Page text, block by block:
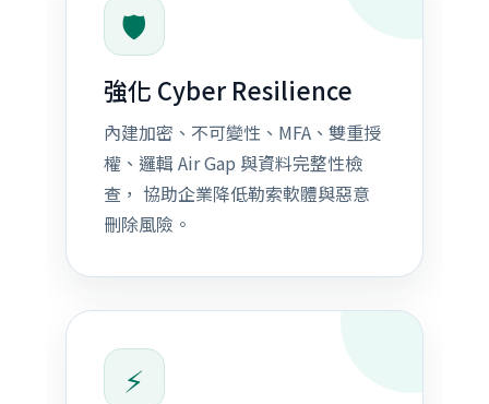
🛡️
強化 Cyber Resilience
內建加密、不可變性、MFA、雙重授
權、邏輯 Air Gap 與資料完整性檢
查， 協助企業降低勒索軟體與惡意
刪除風險。
⚡